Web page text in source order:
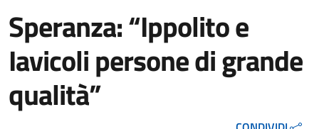
Speranza: “Ippolito e
Iavicoli persone di grande
qualità”